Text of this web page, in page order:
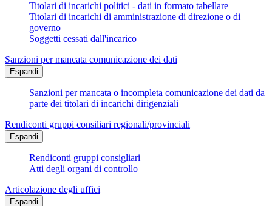
Titolari di incarichi politici - dati in formato tabellare
Titolari di incarichi di amministrazione di direzione o di
governo
Soggetti cessati dall'incarico
Sanzioni per mancata comunicazione dei dati
Espandi
Sanzioni per mancata o incompleta comunicazione dei dati da
parte dei titolari di incarichi dirigenziali
Rendiconti gruppi consiliari regionali/provinciali
Espandi
Rendiconti gruppi consigliari
Atti degli organi di controllo
Articolazione degli uffici
Espandi